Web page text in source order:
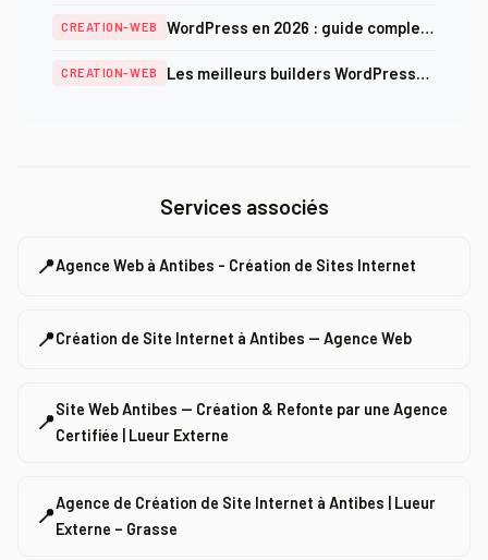
SEO 2025
CREATION-WEB
WordPress en 2026 : guide complet
CREATION-WEB
Les meilleurs builders WordPress
Services associés
📍Agence Web à Antibes - Création de Sites Internet
📍Création de Site Internet à Antibes — Agence Web
📍
Site Web Antibes — Création & Refonte par une Agence
Certifiée | Lueur Externe
📍
Agence de Création de Site Internet à Antibes | Lueur
Externe – Grasse